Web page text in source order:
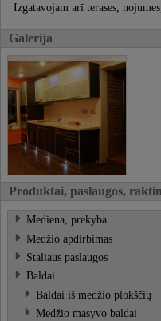
Izgatavojam arī terases,
Galerija
Produktai, paslaugos,
Mediena, prekyba
Medžio apdirbimas
Staliaus paslaugos
Baldai
Baldai iš medžio plokščių
Medžio masyvo baldai